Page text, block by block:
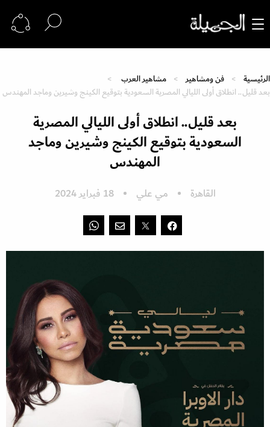
الرئيسية فن ومشاهير
مشاهير العرب
بعد قليل.. انطلاق أولى الليالي المصرية السعودية بتوقيع الكينج وشيرين وماجد المهندس
بعد قليل.. انطلاق أولى الليالي المصرية
السعودية بتوقيع الكينج وشيرين وماجد
المهندس
القاهرة مي علي 18 فبراير 2024